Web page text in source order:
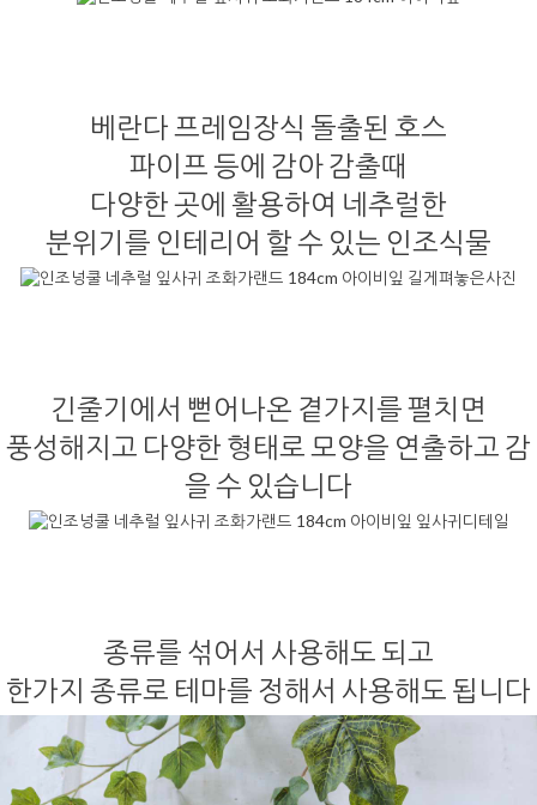
베란다 프레임장식 돌출된 호스
파이프 등에 감아 감출때
다양한 곳에 활용하여 네추럴한
분위기를 인테리어 할 수 있는 인조식물
긴줄기에서 뻗어나온 곁가지를 펼치면
풍성해지고 다양한 형태로 모양을 연출하고 감
을 수 있습니다
종류를 섞어서 사용해도 되고
한가지 종류로 테마를 정해서 사용해도 됩니다